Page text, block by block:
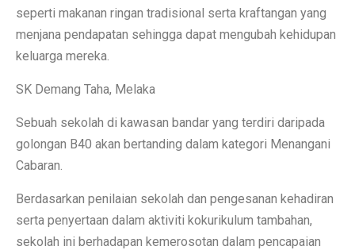
seperti makanan ringan tradisional serta kraftangan yang
menjana pendapatan sehingga dapat mengubah kehidupan
keluarga mereka.
SK Demang Taha, Melaka
Sebuah sekolah di kawasan bandar yang terdiri daripada
golongan B40 akan bertanding dalam kategori Menangani
Cabaran.
Berdasarkan penilaian sekolah dan pengesanan kehadiran
serta penyertaan dalam aktiviti kokurikulum tambahan,
sekolah ini berhadapan kemerosotan dalam pencapaian